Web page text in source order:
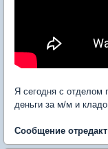
Я сегодня с
деньги за м/м и
Сообщение